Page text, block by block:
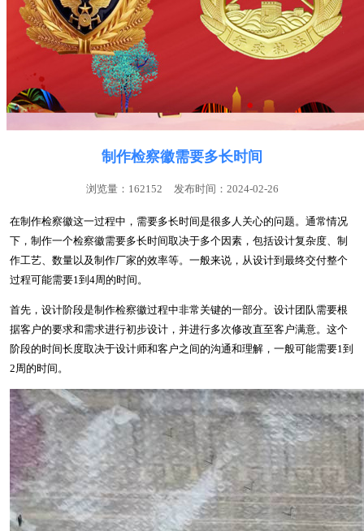
制作检察徽需要多长时间
浏览量：162152 发布时间：2024-02-26
在制作检察徽这一过程中，需要多长时间是很多人关心的问题。通常情况
下，制作一个检察徽需要多长时间取决于多个因素，包括设计复杂度、制
作工艺、数量以及制作厂家的效率等。一般来说，从设计到最终交付整个
过程可能需要1到4周的时间。
首先，设计阶段是制作检察徽过程中非常关键的一部分。设计团队需要根
据客户的要求和需求进行初步设计，并进行多次修改直至客户满意。这个
阶段的时间长度取决于设计师和客户之间的沟通和理解，一般可能需要1到
2周的时间。